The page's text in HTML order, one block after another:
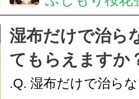
す。食いしばりや歯
けでなく首や肩の筋
担をかけ、顎関節症
つながることがあり
湿布だけで治ら
てもらえますか
.Q. 湿布だけで治ら